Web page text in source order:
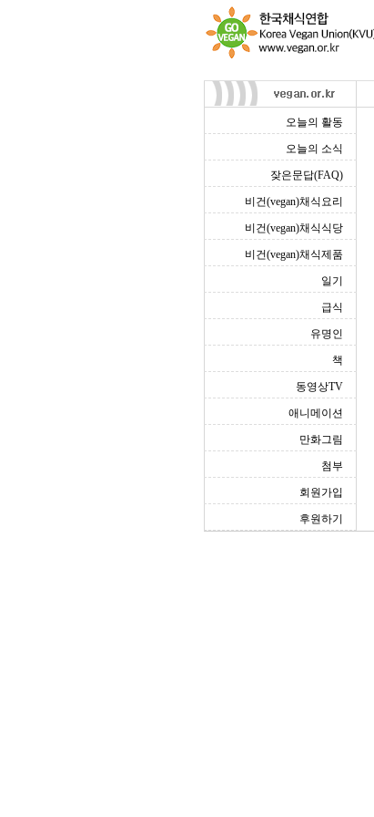
오늘의 활동
오늘의 소식
잦은문답(FAQ)
비건(vegan)채식요리
비건(vegan)채식식당
비건(vegan)채식제품
일기
급식
유명인
책
동영상TV
애니메이션
만화그림
첨부
회원가입
후원하기